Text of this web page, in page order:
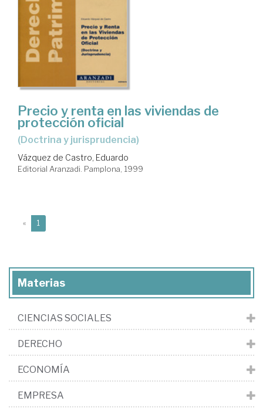
Precio y renta en las viviendas de
protección oficial
(doctrina y jurisprudencia)
Vázquez de Castro, Eduardo
Editorial Aranzadi. Pamplona, 1999
« 1
Materias
CIENCIAS SOCIALES
DERECHO
ECONOMÍA
EMPRESA